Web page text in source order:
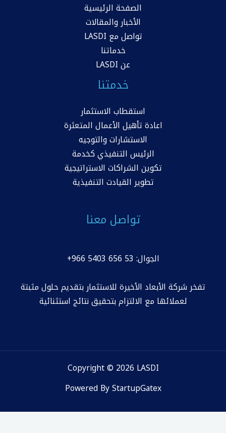
الصفحة الرئيسية
الأخبار والمقالات
تواصل مع LASDI
خدماتنا
عن LASDI
خدمتنا
استقطاب الاستثمار
اعادة تأهيل الأعمال المتعثرة
الاستشارات والتوجيه
الرئيس التنفيذي كخدمة
تكوين الشراكات الاستراتيجية
تطوير القيادت التنفيذية
تواصل معنا
الجوال: 53 656 5403 966+
تفخر شركة الأبعاد الأخيرة للاستثمار بتقديم حلول مثبتة
لعملائها مع الالتزام بتحقيق نتائج استثنائية
Copyright © 2026 LASDI
Powered By StartupGatex